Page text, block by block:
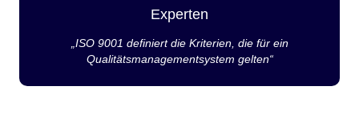
Experten
„ISO 9001 definiert die Kriterien, die für ein
Qualitätsmanagementsystem gelten“